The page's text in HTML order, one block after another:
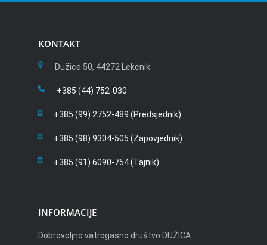
KONTAKT
Dužica 50, 44272 Lekenik
+385 (44) 752-030
+385 (99) 2752-489 (Predsjednik)
+385 (98) 9304-505 (Zapovjednik)
+385 (91) 6090-754 (Tajnik)
INFORMACIJE
Dobrovoljno vatrogasno društvo DUŽICA